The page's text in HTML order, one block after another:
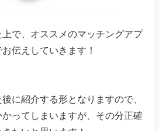
で、オススメのマッチングアプ
伝えしていきます！
に紹介する形となりますので、
ってしまいますが、その分正確